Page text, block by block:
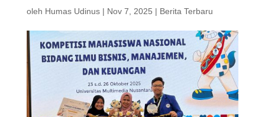
oleh Humas Udinus| Nov 7, 2025 | Berita Terbaru